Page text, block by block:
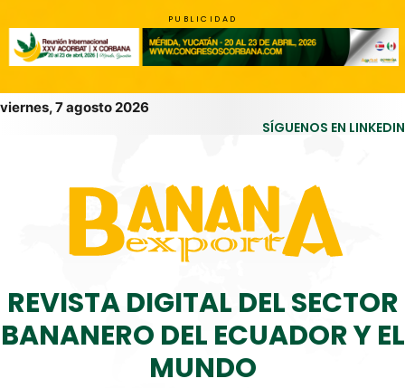
PUBLICIDAD
viernes, 7 agosto 2026
SÍGUENOS EN LINKEDIN
REVISTA DIGITAL DEL SECTOR
BANANERO DEL ECUADOR Y EL
MUNDO